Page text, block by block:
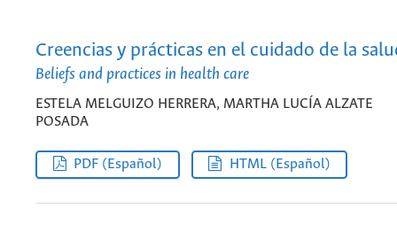
Creencias y prácticas en el cuidado de la
Beliefs and practices in health care
ESTELA MELGUIZO HERRERA, MARTHA LUCÍA ALZATE
POSADA
PDF (Español) HTML (Español)